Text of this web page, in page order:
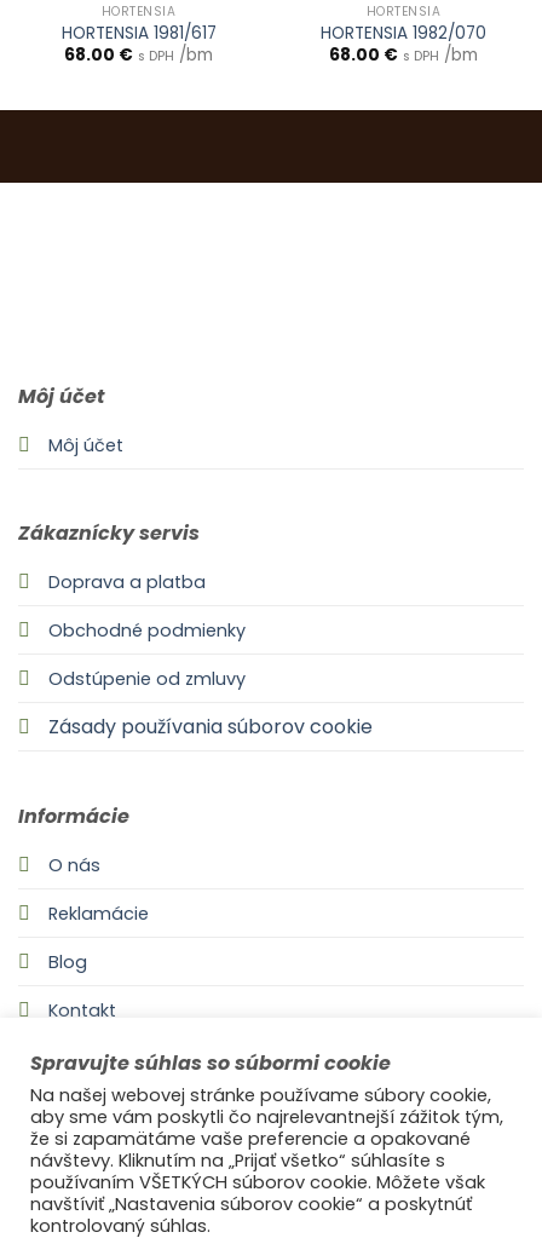
HORTENSIA
HORTENSIA 1981/617
68.00 € s DPH /bm
HORTENSIA
HORTENSIA 1982/070
68.00 € s DPH /bm
Môj účet
Môj účet
Zákaznícky servis
Doprava a platba
Obchodné podmienky
Odstúpenie od zmluvy
Zásady používania súborov cookie
Informácie
O nás
Reklamácie
Blog
Kontakt
©2021Ufonaut - Webcreation
Spravujte súhlas so súbormi cookie
Na našej webovej stránke používame súbory cookie,
aby sme vám poskytli čo najrelevantnejší zážitok tým,
že si zapamätáme vaše preferencie a opakované
návštevy. Kliknutím na „Prijať všetko“ súhlasíte s
používaním VŠETKÝCH súborov cookie. Môžete však
navštíviť „Nastavenia súborov cookie“ a poskytnúť
kontrolovaný súhlas.